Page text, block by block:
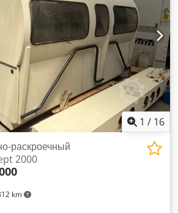
1 / 16
km
раскроечный
2000